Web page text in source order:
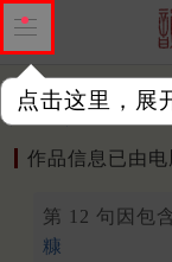
点击这里，展
作品 标注四声
作品信息已由电
第 12 句因包
糠